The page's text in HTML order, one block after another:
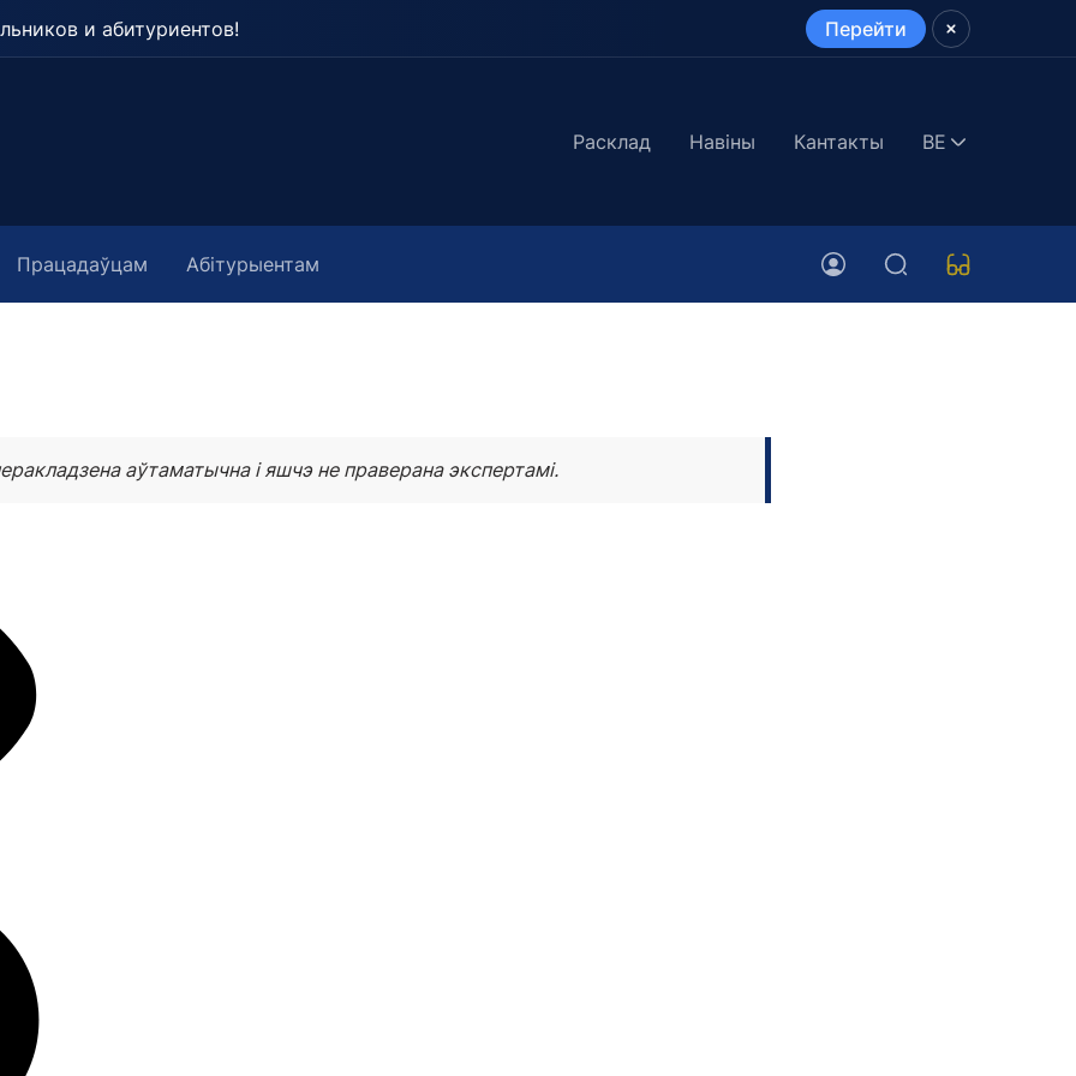
и абитуриентов! Перейти
Расклад Навіны Кантакты BE
Працадаўцам Абітурыентам
аўтаматычна і яшчэ не праверана экспертамі.